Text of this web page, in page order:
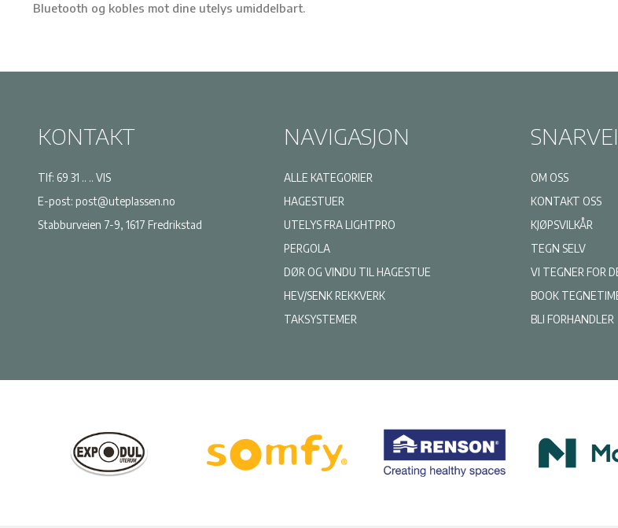
Bluetooth og kobles mot dine utelys umiddelbart.
KONTAKT
Tlf: 69 31 .. .. VIS
E-post: post@uteplassen.no
Stabburveien 7-9, 1617 Fredrikstad
NAVIGASJON
ALLE KATEGORIER
HAGESTUER
UTELYS FRA LIGHTPRO
PERGOLA
DØR OG VINDU TIL HAGESTUE
HEV/SENK REKKVERK
TAKSYSTEMER
OM OSS
KONTAKT OSS
KJØPSVILKÅR
TEGN SELV
VI TEGNER FOR
BOOK
BLI FORHANDLER